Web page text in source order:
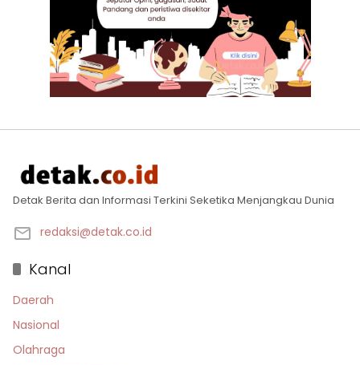
Detak Berita dan Informasi Terkini Seketika Menjangkau Dunia
redaksi@detak.co.id
Kanal
Daerah
Nasional
Olahraga